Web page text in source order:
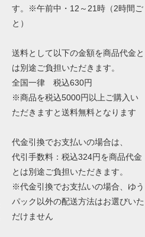
す。※午前中・12～21時（2時間ご
と）
送料として以下の金額を商品代金と
は別途ご負担いただきます。
全国一律 税込630円
※商品を税込5000円以上ご購入い
ただきますと送料無料となります
代金引換でお支払いの場合は、
代引手数料：税込324円を商品代金
とは別途ご負担いただきます。
※代金引換でお支払いの場合、ゆう
パック以外の配送方法はお選びいた
だけません